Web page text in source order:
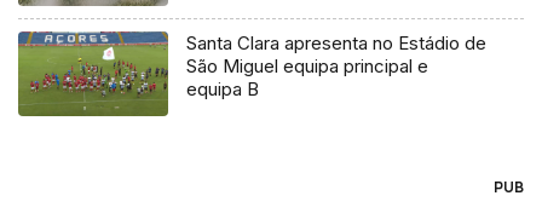
Santa Clara apresenta no Estádio de
São Miguel equipa principal e
equipa B
PUB